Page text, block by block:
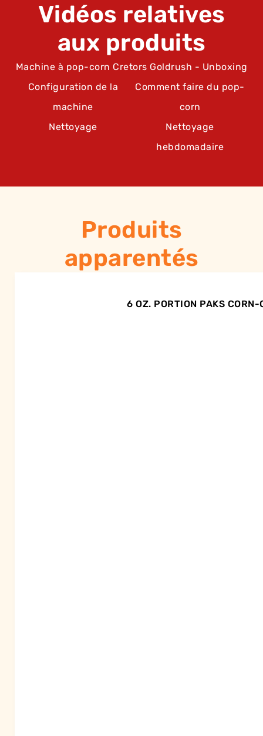
Vidéos relatives
aux produits
Machine à pop-corn Cretors Goldrush - Unboxing
Configuration de la
machine
Comment faire du pop-
corn
Nettoyage
Nettoyage
hebdomadaire
Produits
apparentés
6 OZ. PORTION PAKS